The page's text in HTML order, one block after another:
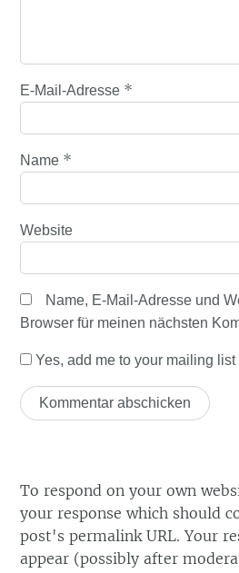
E-Mail-Adresse *
Name *
Website
Name, E-Mail-Adresse und
Browser für meinen nächsten
Yes, add me to your mailing list
To respond on your own
your response which should
post's permalink URL. Your
appear (possibly after